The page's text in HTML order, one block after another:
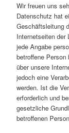
Wir freuen uns
Datenschutz hat
Geschäftsleitung
Internetseiten der
jede Angabe
betroffene
über unsere
jedoch eine
werden. Ist die
erforderlich und
gesetzliche
betroffenen